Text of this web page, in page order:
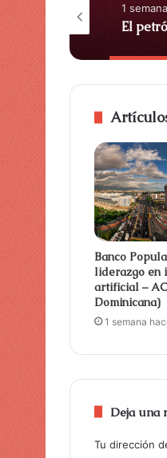
hace
Banreservas y banco popular solucionan desafíos y oportunidades para el sistema financiero nacional – ACN (República Dominicana)
1
Banco
liderazgo en
artificial –
Dominicana)
1 semana
Deja una
Tu dirección